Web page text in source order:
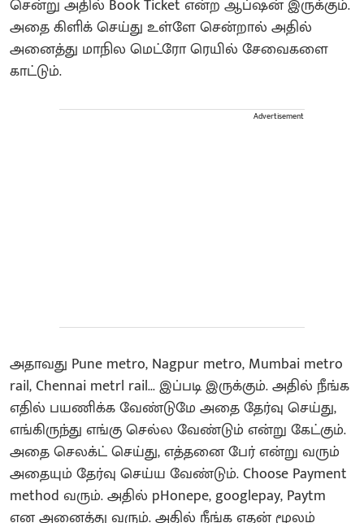
சென்று அதில் Book Ticket என்ற ஆப்ஷன் இருக்கும்.
அதை கிளிக் செய்து உள்ளே சென்றால் அதில்
அனைத்து மாநில மெட்ரோ ரெயில் சேவைகளை
காட்டும்.
Advertisement
அதாவது Pune metro, Nagpur metro, Mumbai metro
rail, Chennai metrl rail... இப்படி இருக்கும். அதில் நீங்க
எதில் பயணிக்க வேண்டுமே அதை தேர்வு செய்து,
எங்கிருந்து எங்கு செல்ல வேண்டும் என்று கேட்கும்.
அதை செலக்ட் செய்து, எத்தனை பேர் என்று வரும்
அதையும் தேர்வு செய்ய வேண்டும். Choose Payment
method வரும். அதில் pHonepe, googlepay, Paytm
என அனைத்து வரும். அதில் நீங்க எதன் மூலம்